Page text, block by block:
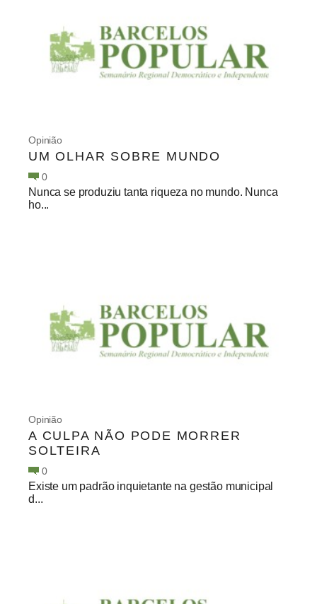
Opinião
UM OLHAR SOBRE MUNDO
0
Nunca se produziu tanta riqueza no mundo. Nunca
ho...
Opinião
A CULPA NÃO PODE MORRER
SOLTEIRA
0
Existe um padrão inquietante na gestão municipal
d...